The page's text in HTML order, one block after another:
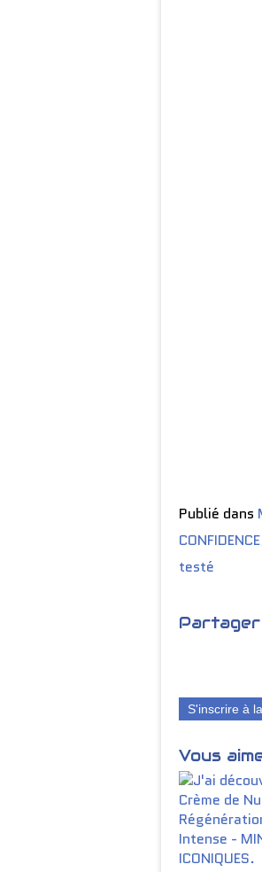
Publié dans
CONFIDENCE
testé
S'inscrire à
Vous